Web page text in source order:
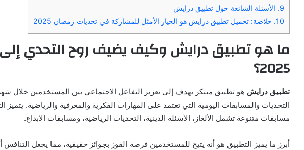
9. الأسئلة الشائعة حول تطبيق درايش
10. خلاصة: تحميل تطبيق درايش هو الخيار الأمثل للمشاركة في تحديات رمضان 2025
ما هو تطبيق درايش وكيف يضيف روح التحدي
2025؟
تطبيق درايش هو تطبيق مبتكر يهدف إلى تعزيز التفاعل الاجتماعي بين المستخدمين خلال
التحديات والمسابقات اليومية التي تعتمد على المهارات الفكرية والمعرفية والرياضية. يتميز
مسابقات متنوعة تشمل الألغاز، الأسئلة الدينية، التحديات الرياضية، ومسابقات الإبداع.
أبرز ما يميز التطبيق هو أنه يتيح للمستخدمين فرصة الفوز بجوائز حقيقية، مما يجعل التنافس